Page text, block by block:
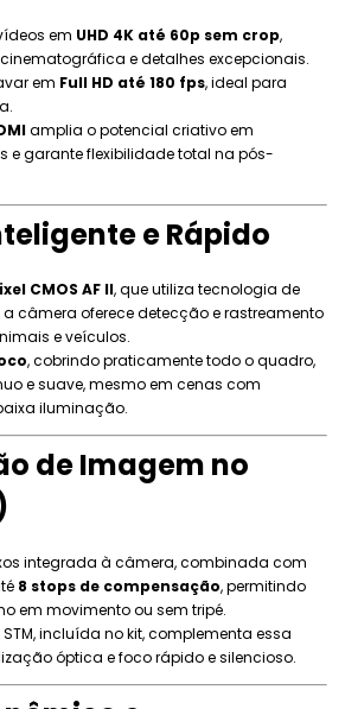
em UHD 4K até 60p sem crop,
e detalhes excepcionais.
em Full HD até 180 fps, ideal para
amplia o potencial criativo em
e garante flexibilidade total na pós-
e Rápido
CMOS AF II, que utiliza tecnologia de
câmera oferece detecção e rastreamento
e veículos.
, cobrindo praticamente todo o quadro,
e suave, mesmo em cenas com
iluminação.
de Imagem no
integrada à câmera, combinada com
8 stops de compensação, permitindo
em movimento ou sem tripé.
STM, incluída no kit, complementa essa
óptica e foco rápido e silencioso.